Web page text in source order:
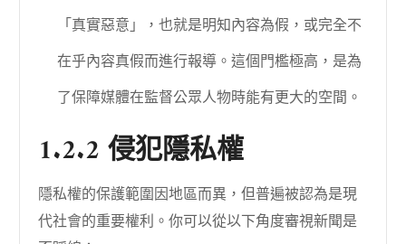
「真實惡意」，也就是明知內容為假，或完全不
在乎內容真假而進行報導。這個門檻極高，是為
了保障媒體在監督公眾人物時能有更大的空間。
1.2.2 侵犯隱私權
隱私權的保護範圍因地區而異，但普遍被認為是現
代社會的重要權利。你可以從以下角度審視新聞是